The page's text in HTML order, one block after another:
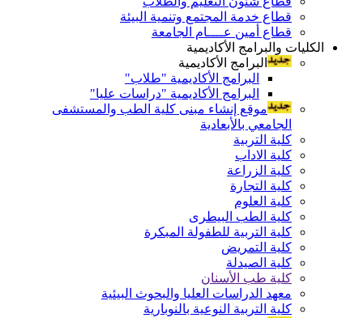
قطاع خدمة المجتمع وتنمية البيئة
قطاع أمين عــــام الجامعة
الكليات والبرامج الأكاديمية
البرامج الأكاديمية
البرامج الأكاديمية "طلاب"
البرامج الأكاديمية "دراسات عليا"
موقع إنشاء مبنى كلية الطب والمستشفى
الجامعي بالأبعادية
كلية التربية
كلية الاداب
كلية الزراعة
كلية التجارة
كلية العلوم
كلية الطب البيطرى
كلية التربية للطفولة المبكرة
كلية التمريض
كلية الصيدلة
كلية طب الأسنان
معهد الدراسات العليا والبحوث البيئية
كلية التربية النوعية بالنوبارية